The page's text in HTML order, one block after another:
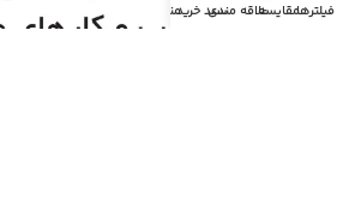
فیلترهامقایسهعلاقه مندیسبد خریدمنو